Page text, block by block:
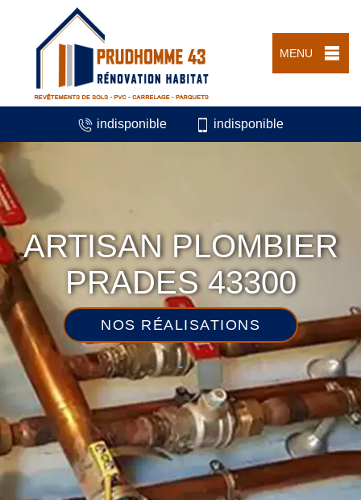
MENU
indisponible indisponible
ARTISAN PLOMBIER
PRADES 43300
NOS RÉALISATIONS